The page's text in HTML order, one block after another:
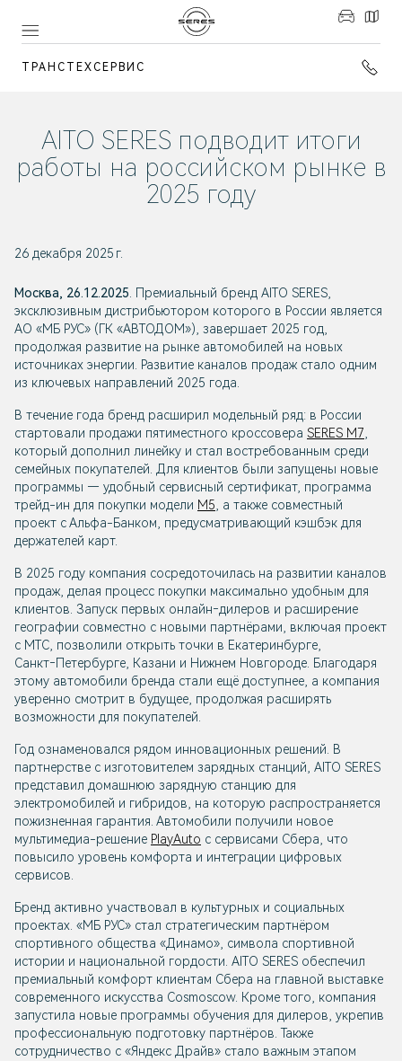
ТРАНСТЕХСЕРВИС
AITO SERES подводит итоги
работы на российском рынке в
2025 году
26 декабря 2025 г.
Москва, 26.12.2025 . Премиальный бренд AITO SERES,
эксклюзивным дистрибьютором которого в России является
АО «МБ РУС» (ГК «АВТОДОМ»), завершает 2025 год,
продолжая развитие на рынке автомобилей на новых
источниках энергии. Развитие каналов продаж стало одним
из ключевых направлений 2025 года.
В течение года бренд расширил модельный ряд: в России
стартовали продажи пятиместного кроссовера SERES M7
который дополнил линейку и стал востребованным среди
семейных покупателей. Для клиентов были запущены новые
программы — удобный сервисный сертификат, программа
трейд-ин для покупки модели M5 , а также совместный
проект с Альфа-Банком, предусматривающий кэшбэк для
держателей карт.
В 2025 году компания сосредоточилась на развитии каналов
продаж, делая процесс покупки максимально удобным для
клиентов. Запуск первых онлайн‑дилеров и расширение
географии совместно с новыми партнёрами, включая проект
с МТС, позволили открыть точки в Екатеринбурге,
Санкт‑Петербурге, Казани и Нижнем Новгороде. Благодаря
этому автомобили бренда стали ещё доступнее, а компания
уверенно смотрит в будущее, продолжая расширять
возможности для покупателей.
Год ознаменовался рядом инновационных решений. В
партнерстве с изготовителем зарядных станций, AITO SERES
представил домашнюю зарядную станцию для
электромобилей и гибридов, на которую распространяется
пожизненная гарантия. Автомобили получили новое
мультимедиа-решение PlayAuto с сервисами Сбера, что
повысило уровень комфорта и интеграции цифровых
сервисов.
Бренд активно участвовал в культурных и социальных
проектах. «МБ РУС» стал стратегическим партнёром
спортивного общества «Динамо», символа спортивной
истории и национальной гордости. AITO SERES обеспечил
премиальный комфорт клиентам Сбера на главной выставке
современного искусства Cosmoscow. Кроме того, компания
запустила новые программы обучения для дилеров, укрепив
профессиональную подготовку партнёров. Также
сотрудничество с «Яндекс Драйв» стало важным этапом